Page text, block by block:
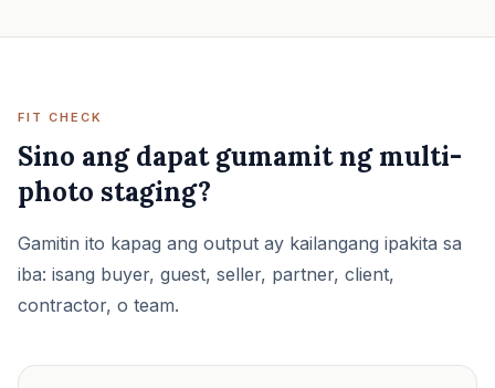
FIT CHECK
Sino ang dapat gumamit ng multi-
photo staging?
Gamitin ito kapag ang output ay kailangang ipakita sa
iba: isang buyer, guest, seller, partner, client,
contractor, o team.